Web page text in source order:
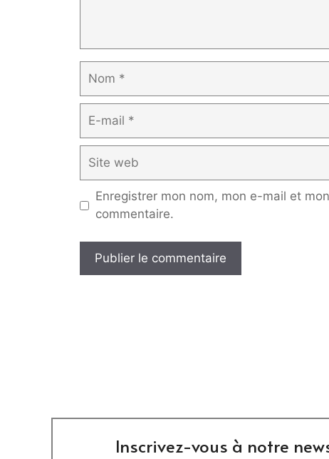
mail
web
Enregistrer mon nom, mon e-mail et
commentaire.
Inscrivez-vous à notre